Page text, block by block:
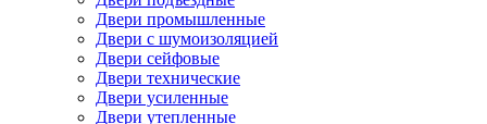
Двери промышленные
Двери с шумоизоляцией
Двери сейфовые
Двери технические
Двери усиленные
Двери утепленные